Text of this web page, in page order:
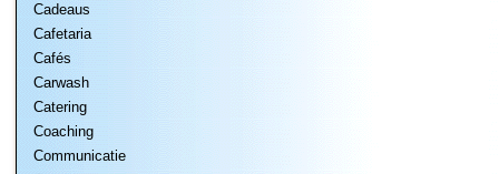
Cadeaus
Cafetaria
Cafés
Carwash
Catering
Coaching
Communicatie